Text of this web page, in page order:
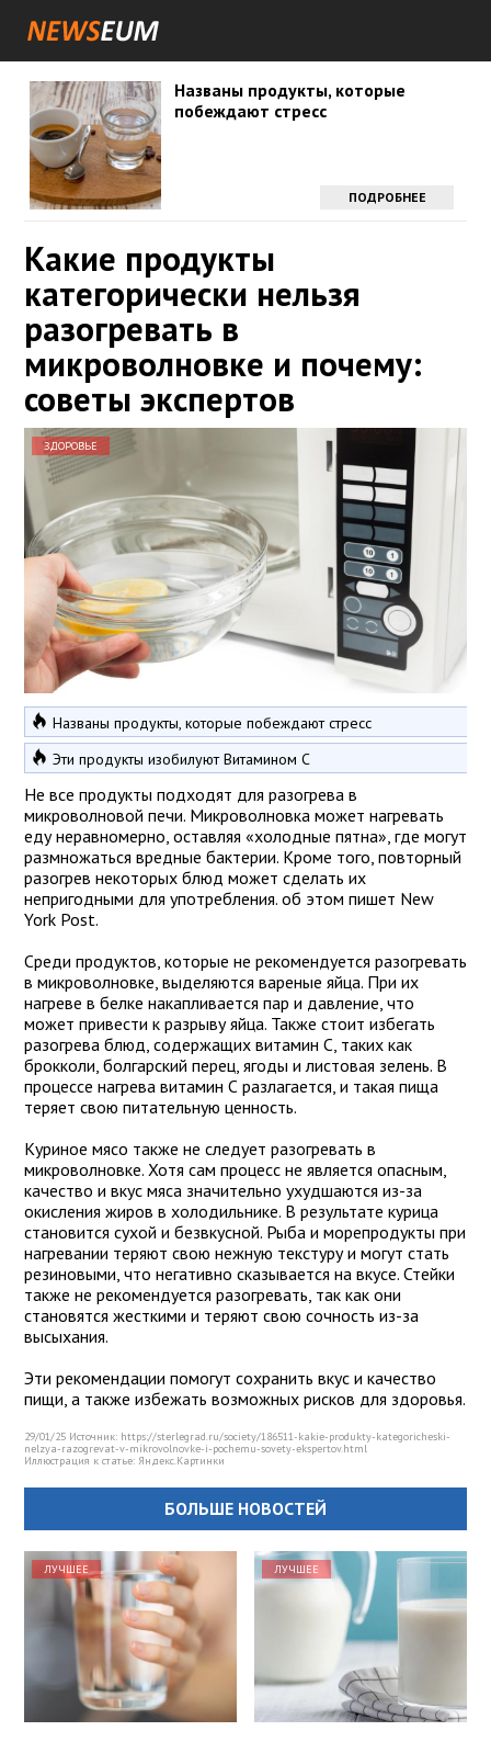
Названы продукты, которые
побеждают стресс
ПОДРОБНЕЕ
Какие продукты
категорически нельзя
разогревать в
микроволновке и почему:
советы экспертов
ЗДОРОВЬЕ
Названы продукты, которые побеждают стресс
Эти продукты изобилуют Витамином С
Не все продукты подходят для разогрева в
микроволновой печи. Микроволновка может нагревать
еду неравномерно, оставляя «холодные пятна», где могут
размножаться вредные бактерии. Кроме того, повторный
разогрев некоторых блюд может сделать их
непригодными для употребления. об этом пишет New
York Post.
Среди продуктов, которые не рекомендуется разогревать
в микроволновке, выделяются вареные яйца. При их
нагреве в белке накапливается пар и давление, что
может привести к разрыву яйца. Также стоит избегать
разогрева блюд, содержащих витамин С, таких как
брокколи, болгарский перец, ягоды и листовая зелень. В
процессе нагрева витамин С разлагается, и такая пища
теряет свою питательную ценность.
Куриное мясо также не следует разогревать в
микроволновке. Хотя сам процесс не является опасным,
качество и вкус мяса значительно ухудшаются из-за
окисления жиров в холодильнике. В результате курица
становится сухой и безвкусной. Рыба и морепродукты при
нагревании теряют свою нежную текстуру и могут стать
резиновыми, что негативно сказывается на вкусе. Стейки
также не рекомендуется разогревать, так как они
становятся жесткими и теряют свою сочность из-за
высыхания.
Эти рекомендации помогут сохранить вкус и качество
пищи, а также избежать возможных рисков для здоровья.
29/01/25 Источник: https://sterlegrad.ru/society/186511-kakie-produkty-kategoricheski-
nelzya-razogrevat-v-mikrovolnovke-i-pochemu-sovety-ekspertov.html
Иллюстрация к статье: Яндекс.Картинки
БОЛЬШЕ НОВОСТЕЙ
ЛУЧШЕЕ ЛУЧШЕЕ